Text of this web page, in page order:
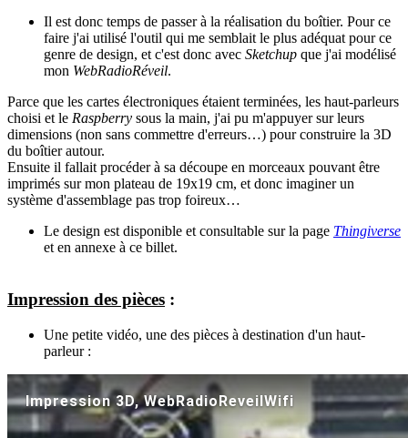
Il est donc temps de passer à la réalisation du boîtier. Pour ce
faire j'ai utilisé l'outil qui me semblait le plus adéquat pour ce
genre de design, et c'est donc avec Sketchup que j'ai modélisé
mon WebRadioRéveil.
Parce que les cartes électroniques étaient terminées, les haut-parleurs
choisi et le Raspberry sous la main, j'ai pu m'appuyer sur leurs
dimensions (non sans commettre d'erreurs…) pour construire la 3D
du boîtier autour.
Ensuite il fallait procéder à sa découpe en morceaux pouvant être
imprimés sur mon plateau de 19x19 cm, et donc imaginer un
système d'assemblage pas trop foireux…
Le design est disponible et consultable sur la page Thingiverse
et en annexe à ce billet.
Impression des pièces :
Une petite vidéo, une des pièces à destination d'un haut-
parleur :